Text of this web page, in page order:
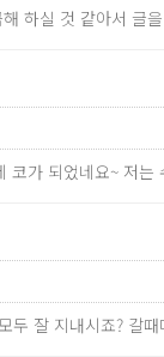
하실 것 같아서 글
코가 되었네요~ 저
두 잘 지내시죠? 갈